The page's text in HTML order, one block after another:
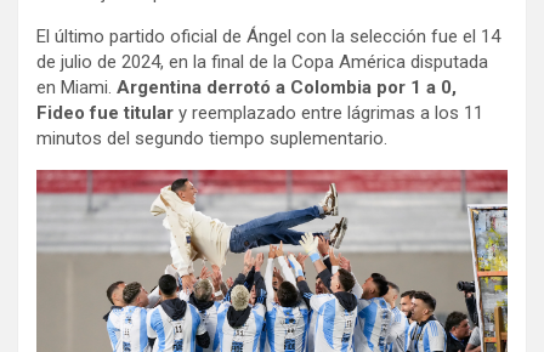
El último partido oficial de Ángel con la selección fue el 14
de julio de 2024, en la final de la Copa América disputada
en Miami. Argentina derrotó a Colombia por 1 a 0,
Fideo fue titular y reemplazado entre lágrimas a los 11
minutos del segundo tiempo suplementario.